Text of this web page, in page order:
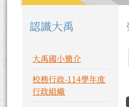
左邊區域內容
認識大禹
大禹國小簡介
校務行政-114學年度
行政組織
恭喜大禹國小